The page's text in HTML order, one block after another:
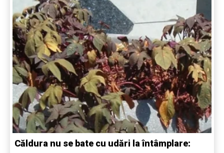
Căldura nu se bate cu udări la întâmplare: